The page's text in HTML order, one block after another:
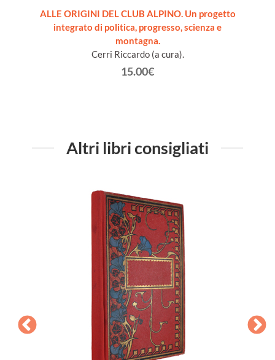
ALLE ORIGINI DEL CLUB ALPINO. Un progetto
integrato di politica, progresso, scienza e
montagna.
Cerri Riccardo (a cura).
15.00€
Altri libri consigliati